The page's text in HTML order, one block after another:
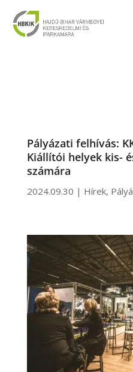
Pályázati felhívás:
Kiállítói helyek kis-
számára
2024.09.30 | Hírek,